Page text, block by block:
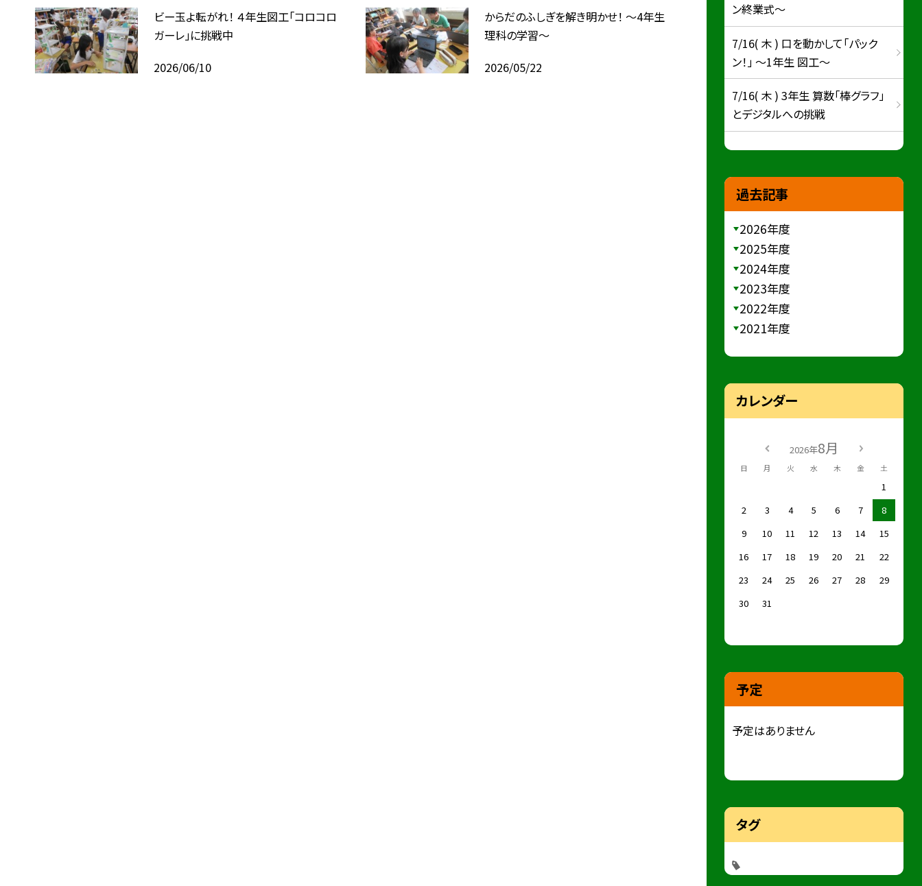
ビー玉よ転がれ！ ４年生図工「コロコロ
ガーレ」に挑戦中
2026/06/10
からだのふしぎを解き明かせ！ ～4年生
理科の学習～
2026/05/22
ン終業式～
7/16( 木 ) 口を動かして「パック
ン！」 ～1年生 図工～
7/16( 木 ) 3年生 算数「棒グラフ」
とデジタルへの挑戦
過去記事
2026年度
2025年度
2024年度
2023年度
2022年度
2021年度
カレンダー
2026年8月
日 月 火 水 木 金 土
1
2
3 4 5 6 7
8
9
10 11 12 13 14
15
16
17 18 19 20 21
22
23
24 25 26 27 28
29
30
31
予定
予定はありません
タグ